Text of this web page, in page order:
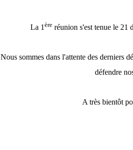
La 1 ère réunion s'est tenue le 21
Nous sommes dans l'attente des derniers
défendre
A très bientôt